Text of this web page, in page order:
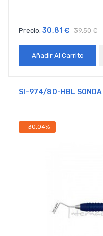
Precio: 30,81 € 39,50 €
Añadir Al Carrito
SI-974/80-HBL SONDA
-30,04%